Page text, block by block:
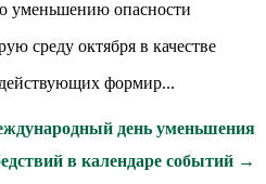
уменьшению опасности
среду октября в качестве
формир...
день уменьшения
в календаре событий →